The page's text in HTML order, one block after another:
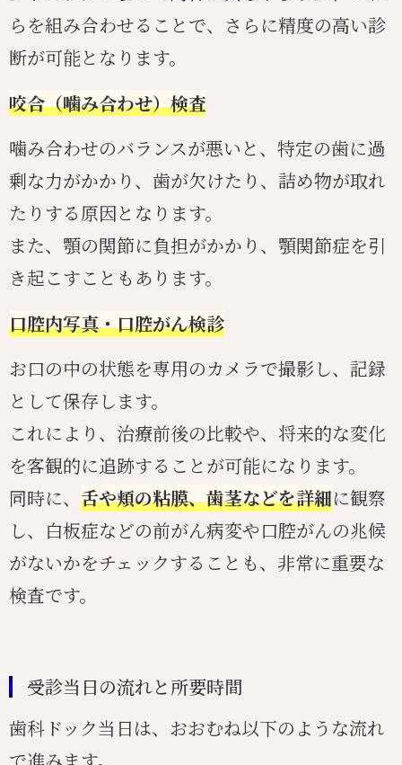
らを組み合わせることで、さらに精度の高い診
断が可能となります。
咬合（噛み合わせ）検査
噛み合わせのバランスが悪いと、特定の歯に過
剰な力がかかり、歯が欠けたり、詰め物が取れ
たりする原因となります。
また、顎の関節に負担がかかり、顎関節症を引
き起こすこともあります。
口腔内写真・口腔がん検診
お口の中の状態を専用のカメラで撮影し、記録
として保存します。
これにより、治療前後の比較や、将来的な変化
を客観的に追跡することが可能になります。
同時に、 舌や頬の粘膜、歯茎などを詳細に観察
し、白板症などの前がん病変や口腔がんの兆候
がないかをチェックすることも、非常に重要な
検査です。
受診当日の流れと所要時間
歯科ドック当日は、おおむね以下のような流れ